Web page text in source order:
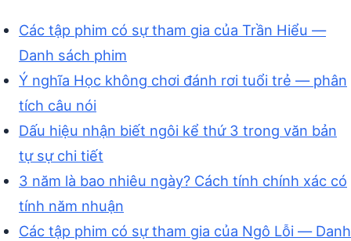
Các tập phim có sự tham gia của Trần Hiểu —
Danh sách phim
Ý nghĩa Học không chơi đánh rơi tuổi trẻ — phân
tích câu nói
Dấu hiệu nhận biết ngôi kể thứ 3 trong văn bản
tự sự chi tiết
3 năm là bao nhiêu ngày? Cách tính chính xác có
tính năm nhuận
Các tập phim có sự tham gia của Ngô Lỗi — Danh